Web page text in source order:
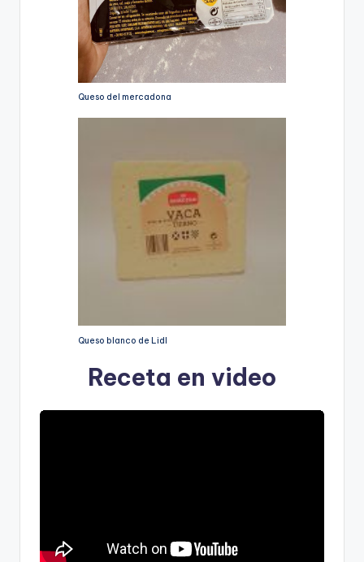
Queso del mercadona
Queso blanco de Lidl
Receta en video